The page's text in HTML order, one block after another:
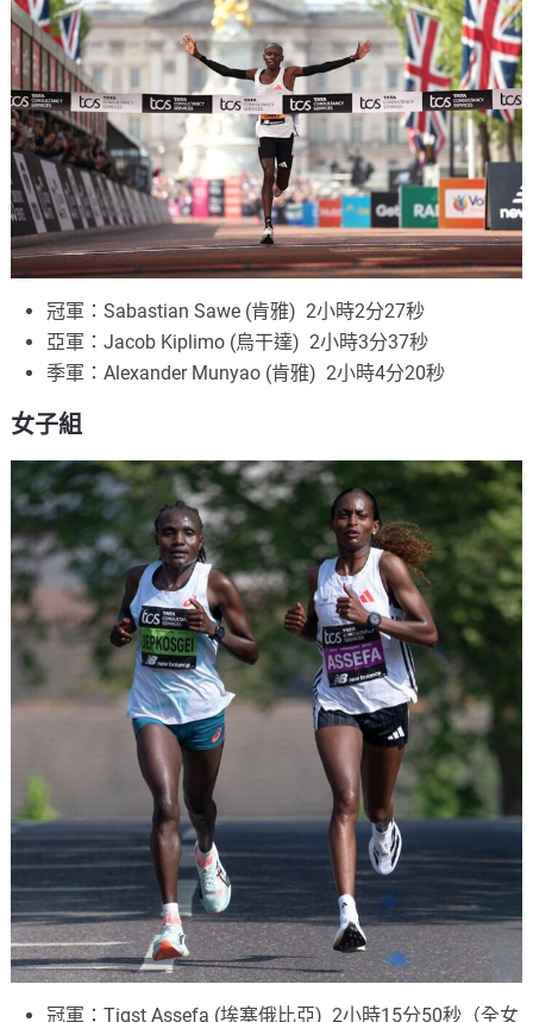
冠軍：Sabastian Sawe (肯雅) 2小時2分27秒
亞軍：Jacob Kiplimo (烏干達) 2小時3分37秒
季軍：Alexander Munyao (肯雅) 2小時4分20秒
女子組
冠軍：Tigst Assefa (埃塞俄比亞) 2小時15分50秒（全女